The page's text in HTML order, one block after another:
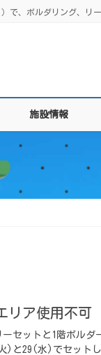
で、ボルダリング、リ
施設情報
リア使用不可
セットと1階ボルダ
)と29(水)でセット